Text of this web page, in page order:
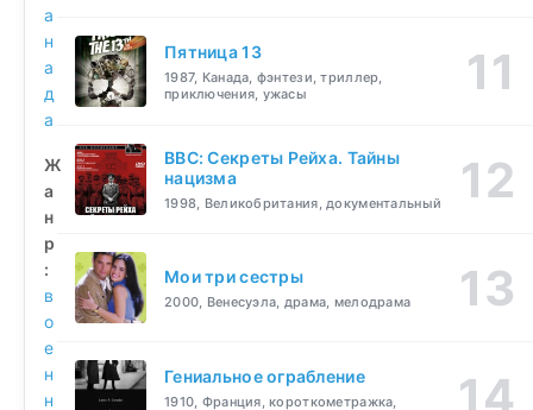
а
н
а
д
а
Ж
а
н
р
:
в
о
е
н
н
Пятница 13
1987, Канада, фэнтези, триллер,
приключения, ужасы
BBC: Секреты Рейха. Тайны
нацизма
1998, Великобритания, документальный
Мои три сестры
2000, Венесуэла, драма, мелодрама
Гениальное ограбление
1910, Франция, короткометражка,